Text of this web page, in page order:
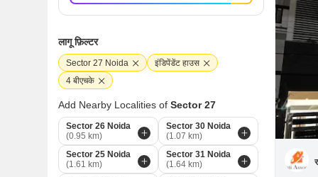
लागू फ़िल्टर
Sector 27 Noida
इंडिपेंडेंट हाउस
4 बीएचके
Add Nearby Localities of Sector 27
Sector 26 Noida
(0.95 km)
Sector 30 Noida
(1.07 km)
Sector 25 Noida
(1.61 km)
Sector 31 Noida
(1.64 km)